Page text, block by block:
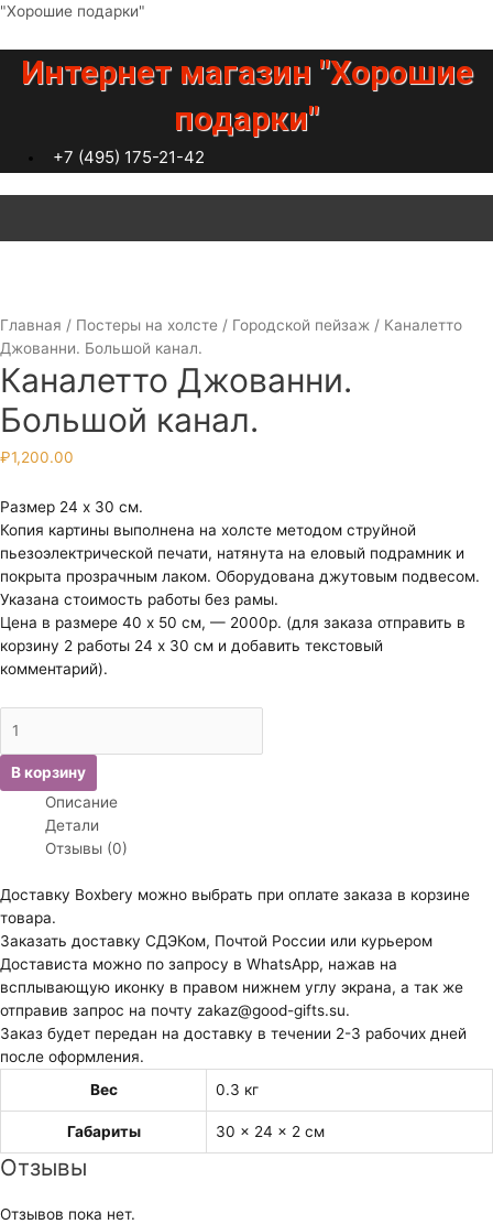
Перейти
"Хорошие подарки"
Интернет магазин "Хорошие
подарки"
+7 (495) 175-21-42
Главная / Постеры на холсте / Городской пейзаж / Каналетто
Джованни. Большой канал.
Каналетто Джованни.
Большой канал.
₽1,200.00
Размер 24 х 30 см.
Копия картины выполнена на холсте методом струйной
пьезоэлектрической печати, натянута на еловый подрамник и
покрыта прозрачным лаком. Оборудована джутовым подвесом.
Указана стоимость работы без рамы.
Цена в размере 40 х 50 см, — 2000р. (для заказа отправить в
корзину 2 работы 24 х 30 см и добавить текстовый
комментарий).
товара
Каналетто
Джованни.
Большой
канал.
В корзину
Описание
Детали
Отзывы (0)
Доставку Boxbery можно выбрать при оплате заказа в корзине
товара.
Заказать доставку СДЭКом, Почтой России или курьером
Достависта можно по запросу в WhatsApp, нажав на
всплывающую иконку в правом нижнем углу экрана, а так же
отправив запрос на почту zakaz@good-gifts.su.
Заказ будет передан на доставку в течении 2-3 рабочих дней
после оформления.
Вес
0.3 кг
Габариты 30 × 24 × 2 см
Отзывы
Отзывов пока нет.